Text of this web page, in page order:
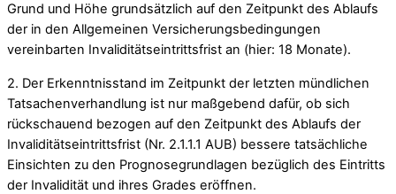
Grund und Höhe grundsätzlich auf den Zeitpunkt des Ablaufs
der in den Allgemeinen Versicherungsbedingungen
vereinbarten Invaliditätseintrittsfrist an (hier: 18 Monate).
2. Der Erkenntnisstand im Zeitpunkt der letzten mündlichen
Tatsachenverhandlung ist nur maßgebend dafür, ob sich
rückschauend bezogen auf den Zeitpunkt des Ablaufs der
Invaliditätseintrittsfrist (Nr. 2.1.1.1 AUB) bessere tatsächliche
Einsichten zu den Prognosegrundlagen bezüglich des Eintritts
der Invalidität und ihres Grades eröffnen.